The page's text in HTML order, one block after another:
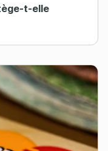
t-elle